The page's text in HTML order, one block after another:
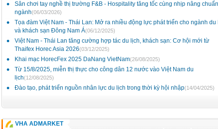
Sân chơi tay nghề thị trường F&B - Hospitality tăng tốc cùng nhịp nâng chuẩn
ngành(06/03/2026)
Tọa đàm Việt Nam - Thái Lan: Mở ra nhiều động lực phát triển cho ngành du
và khách sạn Đông Nam Á(06/12/2025)
Việt Nam - Thái Lan tăng cường hợp tác du lịch, khách sạn: Cơ hội mới từ
Thaifex Horec Asia 2026(03/12/2025)
Khai mạc HorecFex 2025 DaNang VietNam(26/08/2025)
Từ 15/8/2025, miễn thị thực cho công dân 12 nước vào Việt Nam du
lịch(12/08/2025)
Đào tạo, phát triển nguồn nhân lực du lịch trong thời kỳ hội nhập(14/04/2025)
VHA ADMARKET